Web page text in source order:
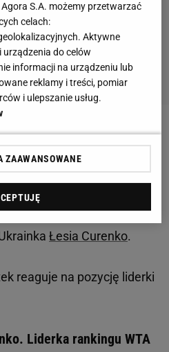
światowego rankingu
dobrej passy,
zRoland Garros.Polka
sprzed dwóch lat, kiedy
Łesia Curenko.
reaguje na pozycję liderki
Liderka rankingu WTA
S.A. możemy przetwarzać
celach:
Aktywne
do celów
informacji na urządzeniu lub
reklamy i treści, pomiar
i ulepszanie usług.
ZAAWANSOWANE